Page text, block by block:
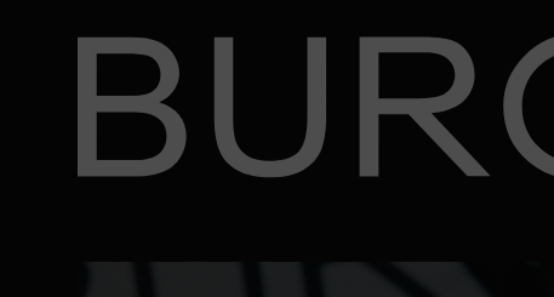
BURO.
Zašto profesori treba da gledaju ovu američku seriju?